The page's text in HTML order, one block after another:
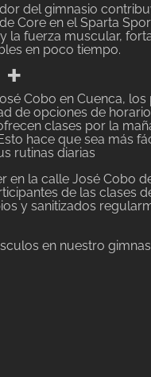
del gimnasio
Core en el Sparta
la fuerza muscular,
en poco tiempo.
+
Cobo en Cuenca,
de opciones de
clases por la
hace que sea más
rutinas diarias
en la calle José Cobo
de las clases
y sanitizados
en nuestro